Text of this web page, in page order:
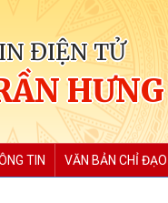
ĐIỆN TỬ
TIN VĂN BẢN CHỈ